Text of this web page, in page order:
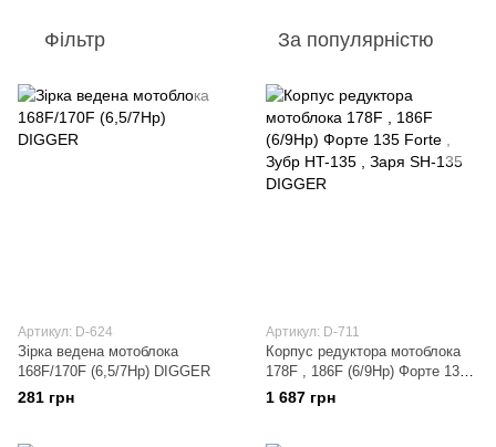
Фільтр За популярністю
Артикул: D-624
Зірка ведена мотоблока
168F/170F (6,5/7Hp) DIGGER
281 грн
Артикул: D-711
Корпус редуктора мотоблока
178F , 186F (6/9Hp) Форте 135
Forte , Зубр HT-135 , Заря SH-
135 DIGGER
1 687 грн